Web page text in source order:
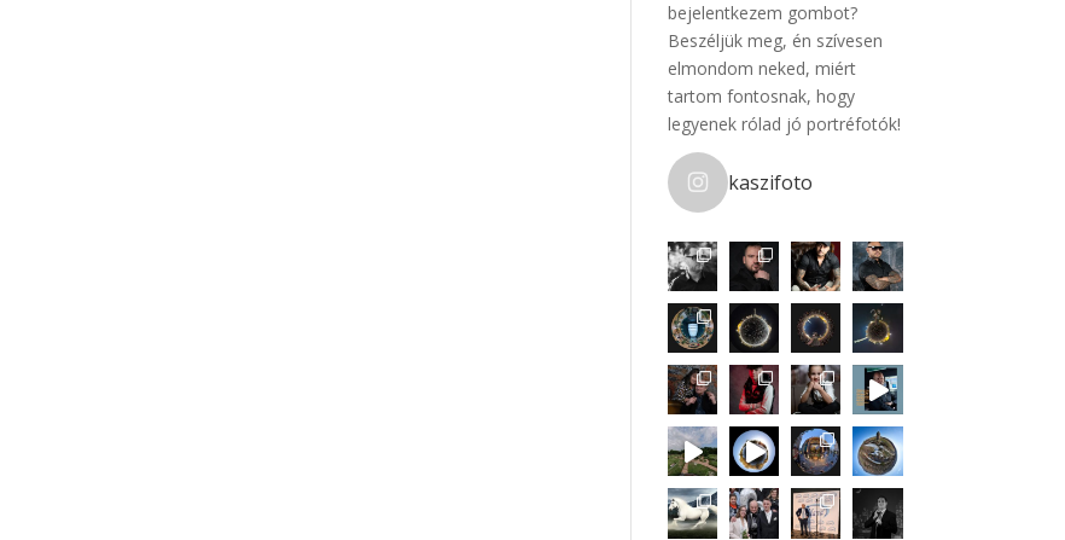
bejelentkezem gombot?
Beszéljük meg, én szívesen
elmondom neked, miért
tartom fontosnak, hogy
legyenek rólad jó portréfotók!
kaszifoto